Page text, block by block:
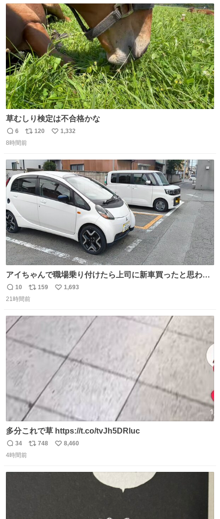
ト
数
数
草むしり検定は不合格かな
返
信
6
リ
ポ
ト
数
120
い
数
1,332
8時間前
アイちゃんで職場乗り付けたら上司に新車買ったと思われ
たの嬉しすぎる。 20年落ちの車もやりようによっては新車
っぽく見えるってことよ。 令和の車の横に並べても違和感
返
信
10
リ
ポ
159
い
1,693
21時間前
多分これで草 https://t.co/tvJh5DRluc
返
信
34
リ
748
い
8,460
4時間前